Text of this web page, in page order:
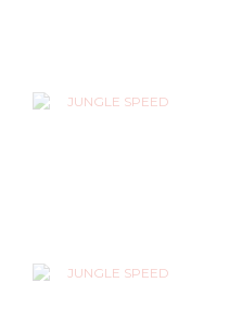
COLECCIONISMO
JUEGOS